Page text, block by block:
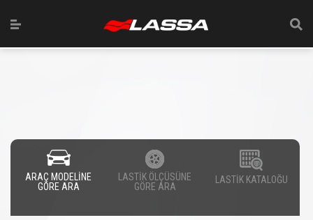
ARAÇ MODELİNE
GÖRE ARA
LASTİK ÖLÇÜSÜNE
GÖRE ARA
LASTİK KATALOĞU